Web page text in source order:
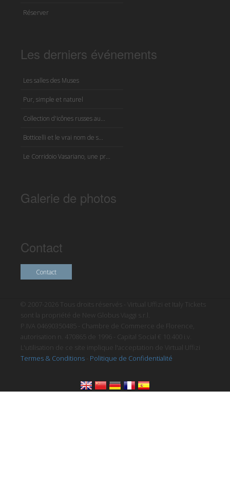
Réserver
Les derniers événements
Les salles des Muses
Pur, simple et naturel
Collection d'icônes russes au...
Botticelli et le vrai nom de s...
Le Corridoio Vasariano, une pr...
Galerie de photos
Contact
Contact
© 2007-2026 Tous droits réservés - Virtual Uffizi et Italy Tickets
sont la propriété de New Globus Viaggi s.r.l.
P.IVA 04690350485 - Chambre de Commerce de Florence,
autorisation n. 470865 de 1996 - Capital Social € 10.400 i.v.
L'utilisation de ce site implique l'acceptation de Virtual Uffizi
Termes & Conditions
Politique de Confidentialité